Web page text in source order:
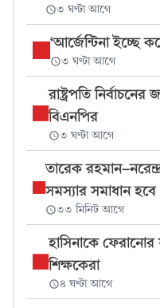
৩ ঘণ্টা আগে
‘আর্জেন্টিনা ইচ্ছে
৩ ঘণ্টা আগে
রাষ্ট্রপতি
বিএনপির
৩ ঘণ্টা আগে
তারেক রহমান-
সমস্যার সমাধান হবে
৩৩ মিনিট আগে
হাসিনাকে
শিক্ষকেরা
৪ ঘণ্টা আগে